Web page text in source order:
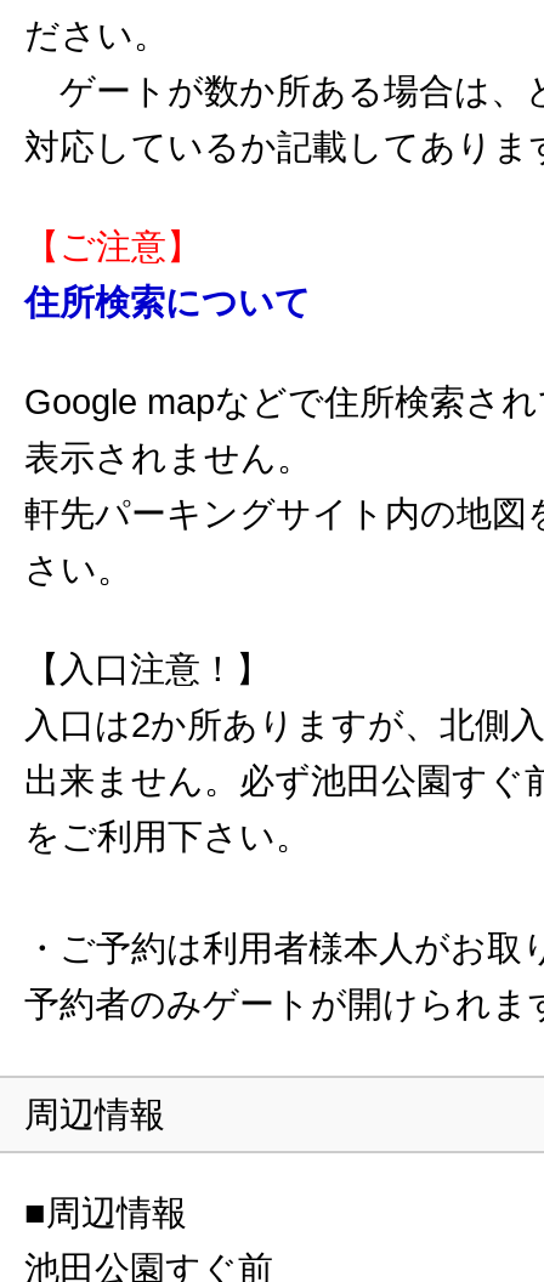
ださい。
ゲートが数か所ある場合は、
対応しているか記載してありま
【ご注意】
住所検索について
Google mapなどで住所検索さ
表示されません。
軒先パーキングサイト内の地図
さい。
【入口注意！】
入口は2か所ありますが、北側
出来ません。必ず池田公園すぐ
をご利用下さい。
・ご予約は利用者様本人がお取
予約者のみゲートが開けられま
周辺情報
■周辺情報
池田公園すぐ前